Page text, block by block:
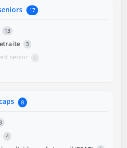
17
13
3
senior 0
8
4